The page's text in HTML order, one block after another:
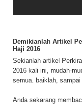
Demikianlah Artikel
Haji 2016
Sekianlah artikel
2016 kali ini, mudah-
semua. baiklah,
Anda sekarang